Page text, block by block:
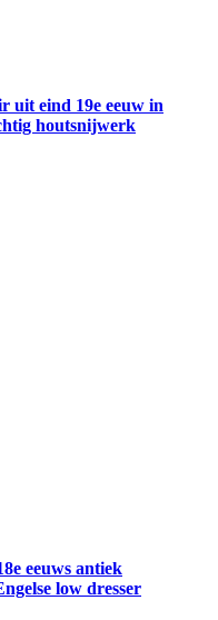
uit eind 19e eeuw in
houtsnijwerk
eeuws antiek
low dresser